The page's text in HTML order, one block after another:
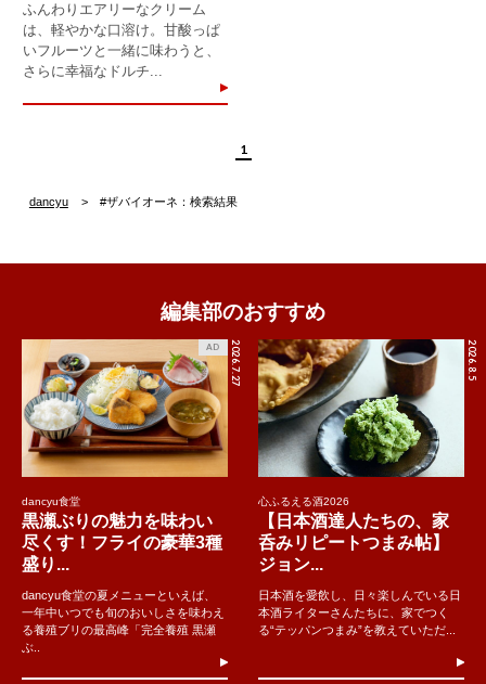
ふんわりエアリーなクリーム
は、軽やかな口溶け。甘酸っぱ
いフルーツと一緒に味わうと、
さらに幸福なドルチ...
1
dancyu #ザバイオーネ：検索結果
編集部のおすすめ
2026.7.27
AD
dancyu食堂
黒瀬ぶりの魅力を味わい
尽くす！フライの豪華3種
盛り...
dancyu食堂の夏メニューといえば、
一年中いつでも旬のおいしさを味わえ
る養殖ブリの最高峰「完全養殖 黒瀬
ぶ..
2026.8.5
心ふるえる酒2026
【日本酒達人たちの、家
呑みリピートつまみ帖】
ジョン...
日本酒を愛飲し、日々楽しんでいる日
本酒ライターさんたちに、家でつく
る“テッパンつまみ”を教えていただ...